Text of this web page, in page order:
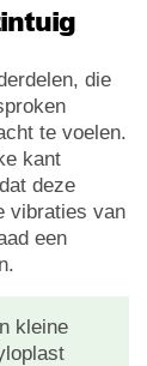
die
te voelen.
kant
deze
vibraties van
een
kleine